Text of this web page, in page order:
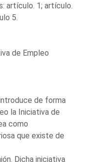
artículo. 1; artículo.
5.
de Empleo
de forma
la Iniciativa de
como
que existe de
Dicha iniciativa